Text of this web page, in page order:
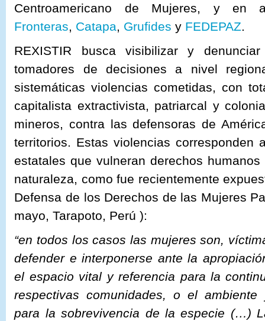
Centroamericano de Mujeres, y en
Fronteras
Catapa Grufides y FEDEPAZ
REXISTIR busca visibilizar y
tomadores de decisiones a nivel
sistemáticas violencias cometidas, con
capitalista extractivista, patriarcal y
mineros, contra las defensoras de
territorios. Estas violencias corresponden
estatales que vulneran derechos
naturaleza, como fue recientemente
Defensa de los Derechos de las Mujeres
mayo, Tarapoto, Perú ):
“en todos los casos las mujeres son,
defender e interponerse ante la
el espacio vital y referencia para la
respectivas comunidades, o el
para la sobrevivencia de la especie (…)